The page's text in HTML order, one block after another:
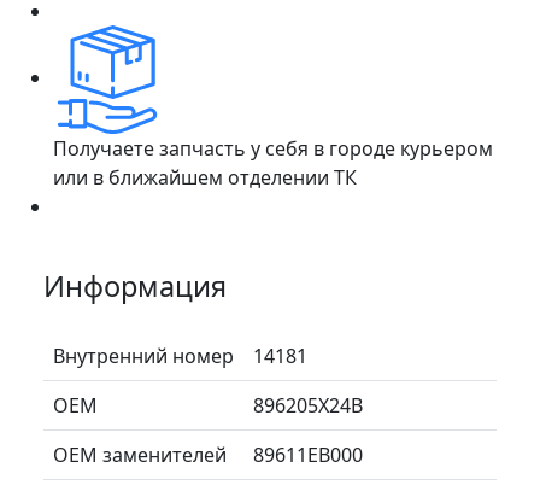
Получаете запчасть у себя в городе курьером
или в ближайшем отделении ТК
Информация
Внутренний номер
14181
ОЕМ
896205X24B
ОЕМ заменителей
89611EB000